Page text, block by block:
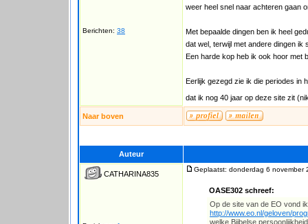
Berichten: 38
weer heel snel naar achteren gaan
Met bepaalde dingen ben ik heel
dat wel, terwijl met andere dingen ik
Een harde kop heb ik ook hoor met
Eerlijk gezegd zie ik die periodes in
dat ik nog 40 jaar op deze site zit
Naar boven
Auteur
CATHARINA835
Geplaatst: donderdag 6 november
OASE302 schreef:
Op de site van de EO vond
http://www.eo.nl/geloven/
welke Bijbelse